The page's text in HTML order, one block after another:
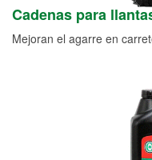
Cadenas para
Mejoran el agarre en